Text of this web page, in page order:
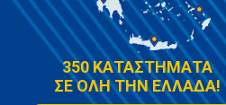
350 ΚΑΤΑΣΤΗΜΑΤΑ
ΣΕ ΟΛΗ ΤΗΝ ΕΛΛΑΔΑ!